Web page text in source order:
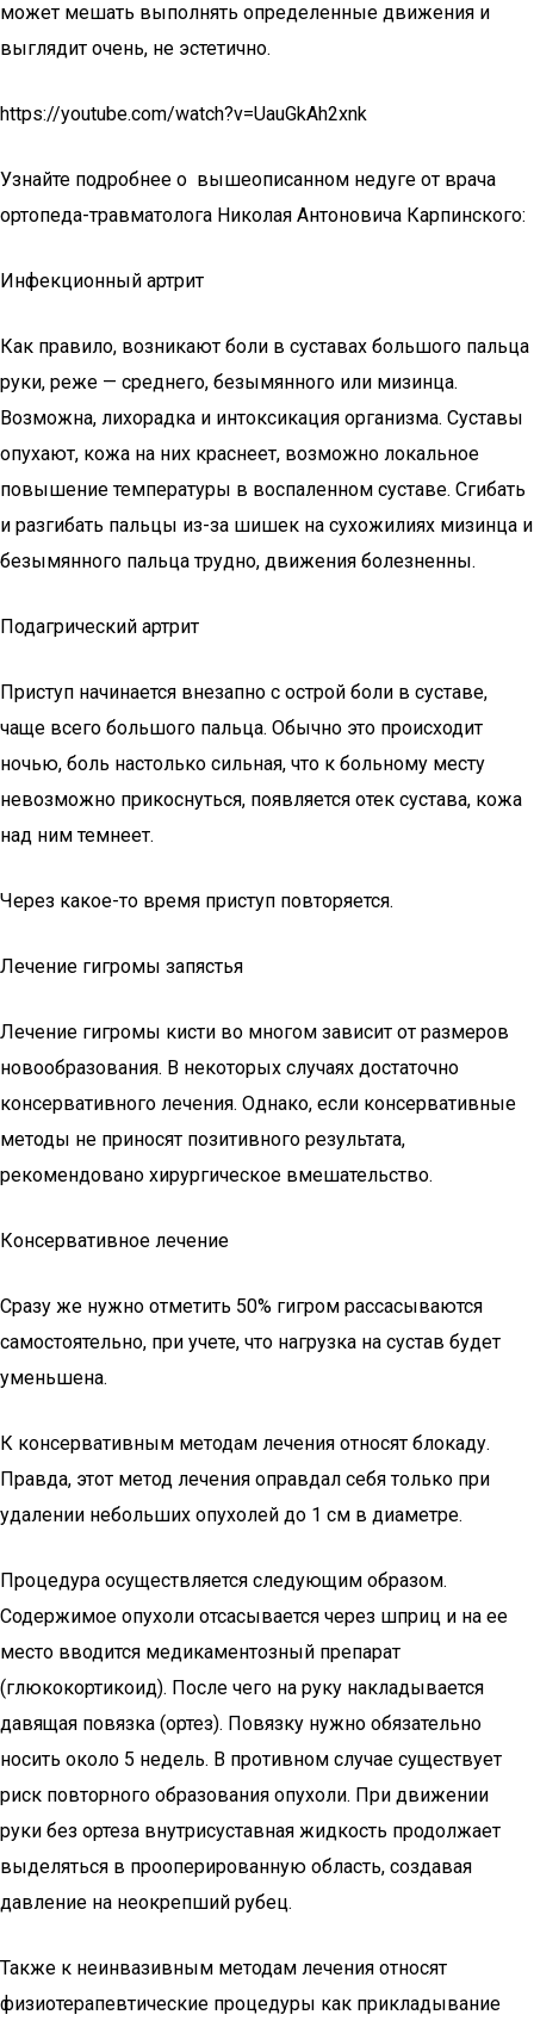
может мешать выполнять определенные движения и
выглядит очень, не эстетично.
https://youtube.com/watch?v=UauGkAh2xnk
Узнайте подробнее о вышеописанном недуге от врача
ортопеда-травматолога Николая Антоновича Карпинского:
Инфекционный артрит
Как правило, возникают боли в суставах большого пальца
руки, реже — среднего, безымянного или мизинца.
Возможна, лихорадка и интоксикация организма. Суставы
опухают, кожа на них краснеет, возможно локальное
повышение температуры в воспаленном суставе. Сгибать
и разгибать пальцы из-за шишек на сухожилиях мизинца и
безымянного пальца трудно, движения болезненны.
Подагрический артрит
Приступ начинается внезапно с острой боли в суставе,
чаще всего большого пальца. Обычно это происходит
ночью, боль настолько сильная, что к больному месту
невозможно прикоснуться, появляется отек сустава, кожа
над ним темнеет.
Через какое-то время приступ повторяется.
Лечение гигромы запястья
Лечение гигромы кисти во многом зависит от размеров
новообразования. В некоторых случаях достаточно
консервативного лечения. Однако, если консервативные
методы не приносят позитивного результата,
рекомендовано хирургическое вмешательство.
Консервативное лечение
Сразу же нужно отметить 50% гигром рассасываются
самостоятельно, при учете, что нагрузка на сустав будет
уменьшена.
К консервативным методам лечения относят блокаду.
Правда, этот метод лечения оправдал себя только при
удалении небольших опухолей до 1 см в диаметре.
Процедура осуществляется следующим образом.
Содержимое опухоли отсасывается через шприц и на ее
место вводится медикаментозный препарат
(глюкокортикоид). После чего на руку накладывается
давящая повязка (ортез). Повязку нужно обязательно
носить около 5 недель. В противном случае существует
риск повторного образования опухоли. При движении
руки без ортеза внутрисуставная жидкость продолжает
выделяться в прооперированную область, создавая
давление на неокрепший рубец.
Также к неинвазивным методам лечения относят
физиотерапевтические процедуры как прикладывание